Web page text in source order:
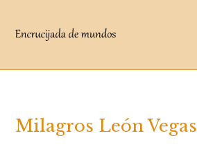
contenido
Milagros León Vegas